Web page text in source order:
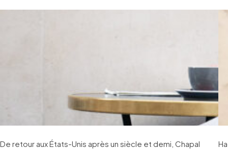
De retour aux États-Unis après un siècle et demi, Chapal